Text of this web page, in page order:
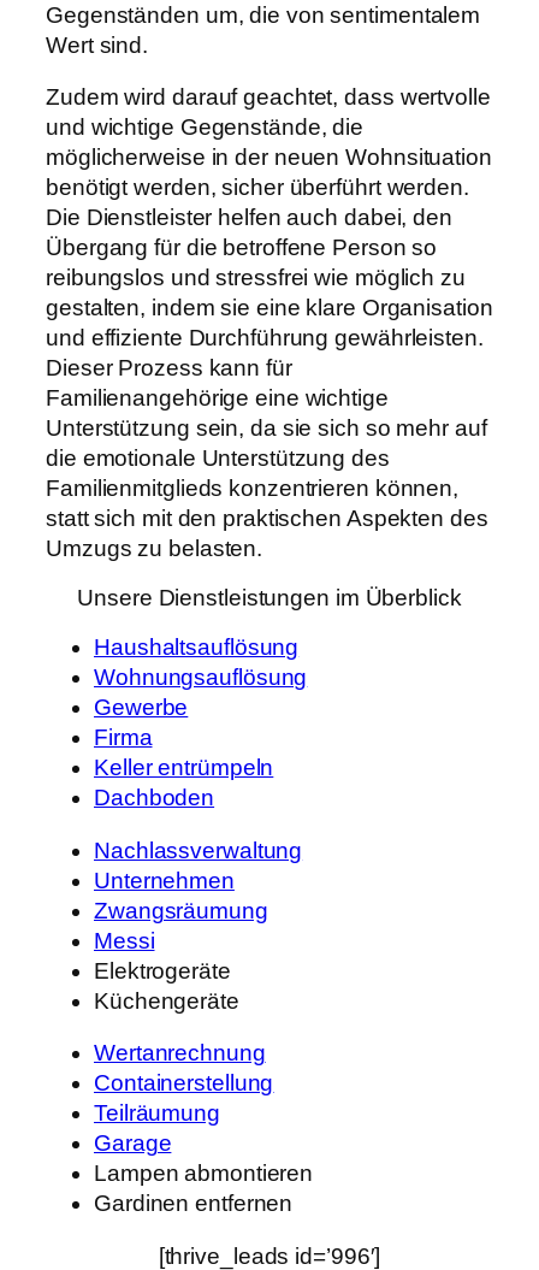
Gegenständen um, die von sentimentalem
Wert sind.
Zudem wird darauf geachtet, dass wertvolle
und wichtige Gegenstände, die
möglicherweise in der neuen Wohnsituation
benötigt werden, sicher überführt werden.
Die Dienstleister helfen auch dabei, den
Übergang für die betroffene Person so
reibungslos und stressfrei wie möglich zu
gestalten, indem sie eine klare Organisation
und effiziente Durchführung gewährleisten.
Dieser Prozess kann für
Familienangehörige eine wichtige
Unterstützung sein, da sie sich so mehr auf
die emotionale Unterstützung des
Familienmitglieds konzentrieren können,
statt sich mit den praktischen Aspekten des
Umzugs zu belasten.
Unsere Dienstleistungen im Überblick
Haushaltsauflösung
Wohnungsauflösung
Gewerbe
Firma
Keller entrümpeln
Dachboden
Nachlassverwaltung
Unternehmen
Zwangsräumung
Messi
Elektrogeräte
Küchengeräte
Wertanrechnung
Containerstellung
Teilräumung
Garage
Lampen abmontieren
Gardinen entfernen
[thrive_leads id=’996′]